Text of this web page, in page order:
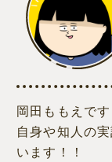
岡田ももえです
自身や知人の
います！！